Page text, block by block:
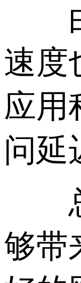
由
速度
应用
问延
总
够带